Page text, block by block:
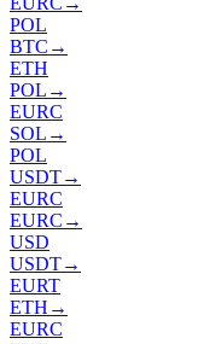
POL
BTC →
ETH
POL →
EURC
SOL →
POL
USDT→
EURC
EURC →
USD
USDT→
EURT
ETH →
EURC